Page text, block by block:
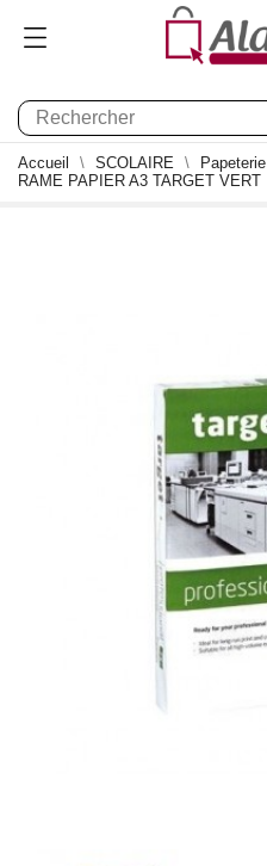
Accueil SCOLAIRE Papeterie
RAME PAPIER A3 TARGET VERT